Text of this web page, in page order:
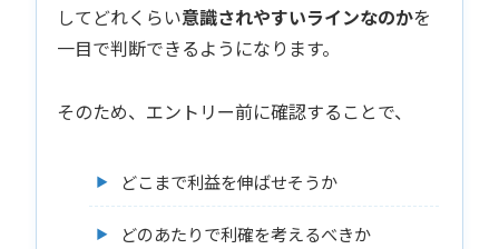
してどれくらい意識されやすいラインなのかを
一目で判断できるようになります。
そのため、エントリー前に確認することで、
どこまで利益を伸ばせそうか
どのあたりで利確を考えるべきか